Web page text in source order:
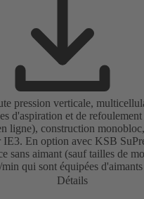
pression verticale,
d'aspiration et de
ligne), construction
IE3. En option avec KSB
sans aimant (sauf tailles de
qui sont équipées d'aimants
selon CEI TS 60034-30-
de fréquence KSB
Détails